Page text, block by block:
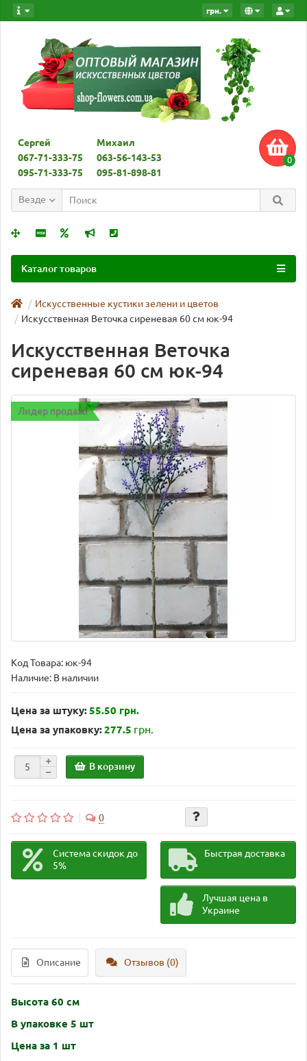
грн.
Сергей
067-71-333-75
095-71-333-75
Михаил
063-56-143-53
095-81-898-81
0
Везде
Каталог товаров
Искусcтвенные кустики зелени и цветов
Искусственная Веточка сиреневая 60 см юк-94
Искусственная Веточка
сиреневая 60 см юк-94
Лидер продаж!
Код Товара: юк-94
Наличие: В наличии
Цена за штуку:55.50 грн.
Цена за упаковку:277.5 грн.
В корзину
0
Система скидок до
5%
Быстрая доставка
Лучшая цена в
Украине
Описание Отзывов (0)
Высота 60 см
В упаковке 5 шт
Цена за 1 шт